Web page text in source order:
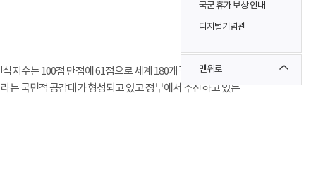
국군 휴가 보상 안내
디지털기념관
맨위로
수는 100점 만점에 61점으로 세계 180개국 중 33위에
는 국민적 공감대가 형성되고 있고 정부에서 추진하고 있는